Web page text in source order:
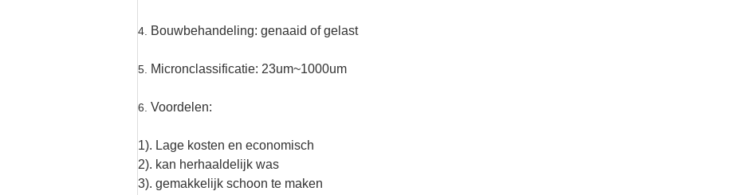
4. Bouwbehandeling: genaaid of gelast
5. Micronclassificatie: 23um~1000um
6. Voordelen:
1). Lage kosten en economisch
2). kan herhaaldelijk was
3). gemakkelijk schoon te maken